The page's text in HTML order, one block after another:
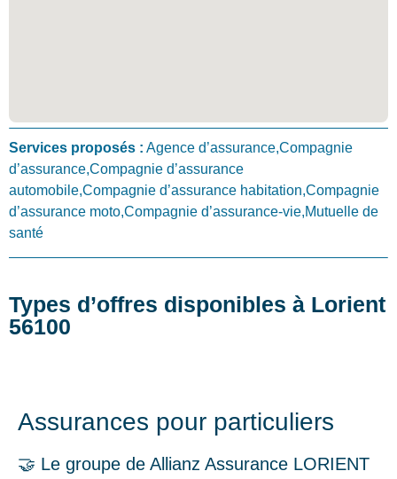
Services proposés : Agence d’assurance,Compagnie
d’assurance,Compagnie d’assurance
automobile,Compagnie d’assurance habitation,Compagnie
d’assurance moto,Compagnie d’assurance-vie,Mutuelle de
santé
Types d’offres disponibles à Lorient
56100
Assurances pour particuliers
🤝 Le groupe de Allianz Assurance LORIENT